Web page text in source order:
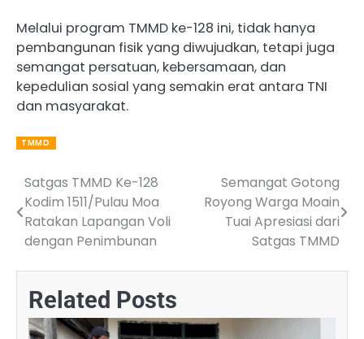
Melalui program TMMD ke-128 ini, tidak hanya
pembangunan fisik yang diwujudkan, tetapi juga
semangat persatuan, kebersamaan, dan
kepedulian sosial yang semakin erat antara TNI
dan masyarakat.
TMMD
Post
navigation
Satgas TMMD Ke-128
Kodim 1511/Pulau Moa
Ratakan Lapangan Voli
dengan Penimbunan
Semangat Gotong
Royong Warga Moain
Tuai Apresiasi dari
Satgas TMMD
Related Posts